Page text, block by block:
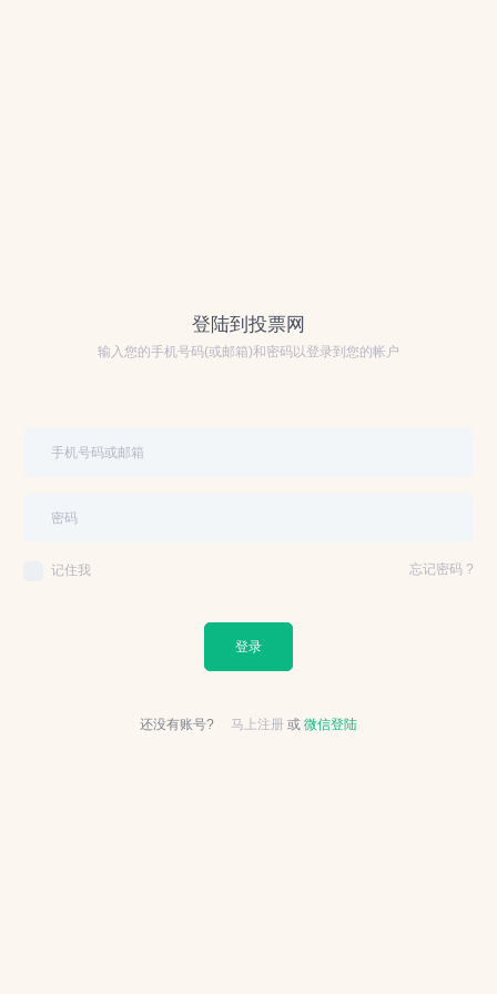
登陆到投票网
输入您的手机号码(或邮箱)和密码以登录到您的帐户
记住我 忘记密码 ?
登录
还没有账号? 马上注册 或 微信登陆